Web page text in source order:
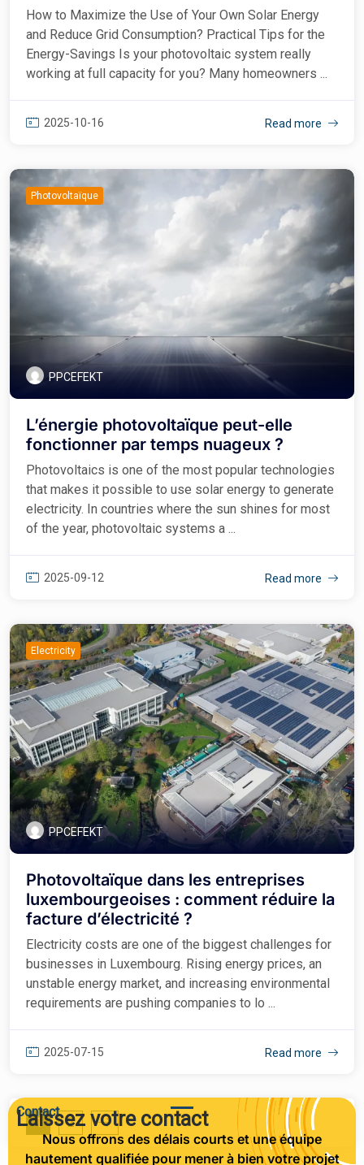
How to Maximize the Use of Your Own Solar Energy
and Reduce Grid Consumption? Practical Tips for the
Energy-Savings Is your photovoltaic system really
working at full capacity for you? Many homeowners ...
2025-10-16 Read more
Photovoltaïque
PPCEFEKT
L’énergie photovoltaïque peut-elle
fonctionner par temps nuageux ?
Photovoltaics is one of the most popular technologies
that makes it possible to use solar energy to generate
electricity. In countries where the sun shines for most
of the year, photovoltaic systems a ...
2025-09-12 Read more
Electricity
PPCEFEKT
Photovoltaïque dans les entreprises
luxembourgeoises : comment réduire la
facture d’électricité ?
Electricity costs are one of the biggest challenges for
businesses in Luxembourg. Rising energy prices, an
unstable energy market, and increasing environmental
requirements are pushing companies to lo ...
2025-07-15 Read more
1 2
Contact
Laissez votre contact
Nous offrons des délais courts et une équipe
hautement qualifiée pour mener à bien votre projet